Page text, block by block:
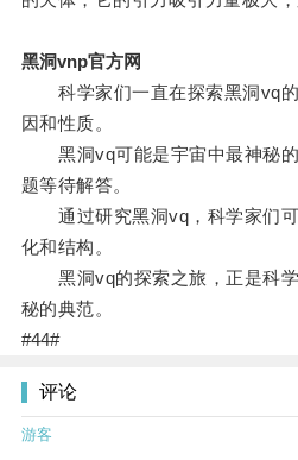
黑洞vnp官方网
科学家们一直在探索黑洞vq的
因和性质。
黑洞vq可能是宇宙中最神秘的
题等待解答。
通过研究黑洞vq，科学家们可
化和结构。
黑洞vq的探索之旅，正是科学
秘的典范。
#44#
评论
游客